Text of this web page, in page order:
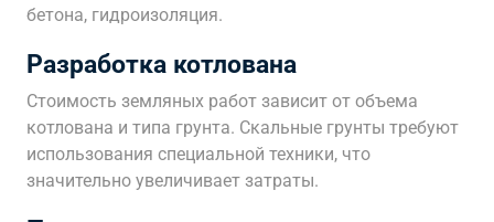
бетона, гидроизоляция.
Разработка котлована
Стоимость земляных работ зависит от объема
котлована и типа грунта. Скальные грунты требуют
использования специальной техники, что
значительно увеличивает затраты.